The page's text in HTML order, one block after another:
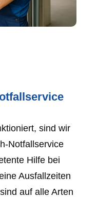
sind wir
Notfallservice
Hilfe bei
Ausfallzeiten
auf alle Arten